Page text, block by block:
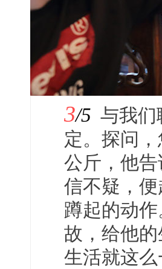
3/5 与我们
定。探问
公斤，他
信不疑，
蹲起的动
故，给他
生活就这么